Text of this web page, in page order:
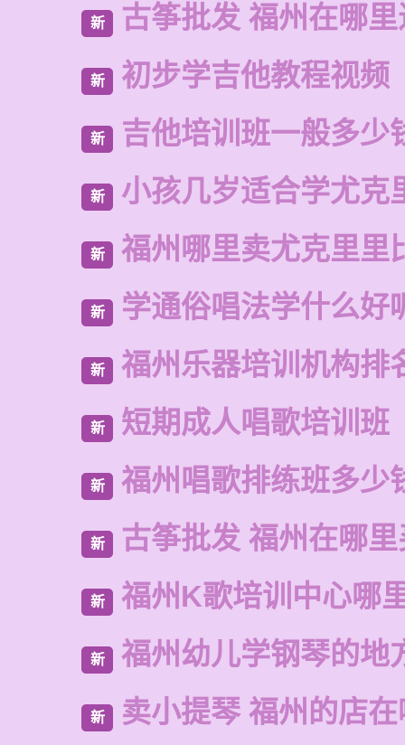
新 古筝批发 福州在哪
新 初步学吉他教程视频
新 吉他培训班一般多少
新 小孩几岁适合学尤克
新 福州哪里卖尤克里里
新 学通俗唱法学什么好
新 福州乐器培训机构排
新 短期成人唱歌培训班
新 福州唱歌排练班多少
新 古筝批发 福州在哪
新 福州K歌培训中心哪
新 福州幼儿学钢琴的地
新 卖小提琴 福州的店